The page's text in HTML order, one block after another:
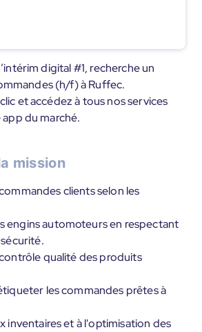
digital #1, recherche un
(h/f) à Ruffec.
et accédez à tous nos services
du marché.
mission
clients selon les
engins automoteurs en respectant
qualité des produits
les commandes prêtes à
inventaires et à l'optimisation des